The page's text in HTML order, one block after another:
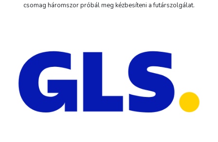
csomag háromszor próbál meg kézbesíteni a futárszolgálat.